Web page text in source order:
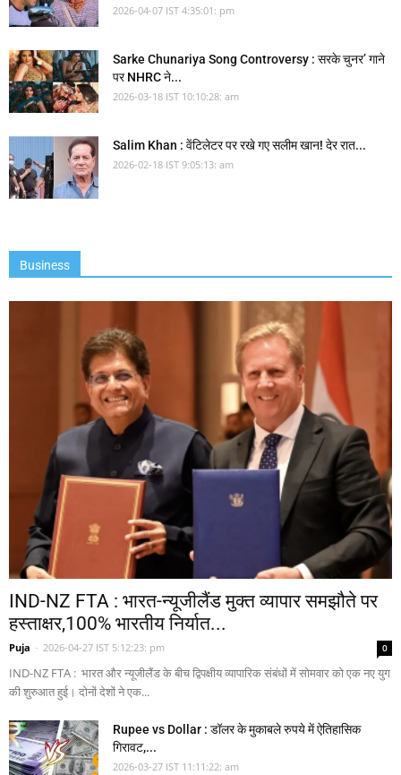
2026-04-07 IST 4:35:01: pm
Sarke Chunariya Song Controversy : सरके चुनर’ गाने
पर NHRC ने...
2026-03-18 IST 10:10:28: am
Salim Khan : वेंटिलेटर पर रखे गए सलीम खान! देर रात...
2026-02-18 IST 9:05:13: am
Business
IND-NZ FTA : भारत-न्यूजीलैंड मुक्त व्यापार समझौते पर
हस्ताक्षर,100% भारतीय निर्यात...
Puja - 2026-04-27 IST 5:12:23: pm 0
IND-NZ FTA : भारत और न्यूजीलैंड के बीच द्विपक्षीय व्यापारिक संबंधों में सोमवार को एक नए युग
की शुरुआत हुई। दोनों देशों ने एक...
Rupee vs Dollar : डॉलर के मुकाबले रुपये में ऐतिहासिक
गिरावट,...
2026-03-27 IST 11:11:22: am